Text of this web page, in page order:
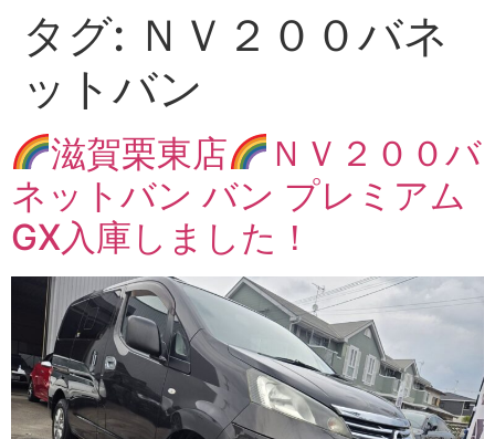
タグ: ＮＶ２００バネ
ットバン
滋賀栗東店
ＮＶ２００バ
ネットバン バン プレミアム
GX入庫しました！